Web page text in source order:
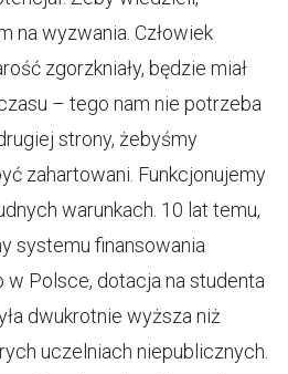
na wyzwania. Człowiek
zgorzkniały, będzie miał
– tego nam nie potrzeba
strony, żebyśmy
zahartowani. Funkcjonujemy
warunkach. 10 lat temu,
systemu finansowania
Polsce, dotacja na studenta
dwukrotnie wyższa niż
uczelniach niepublicznych.